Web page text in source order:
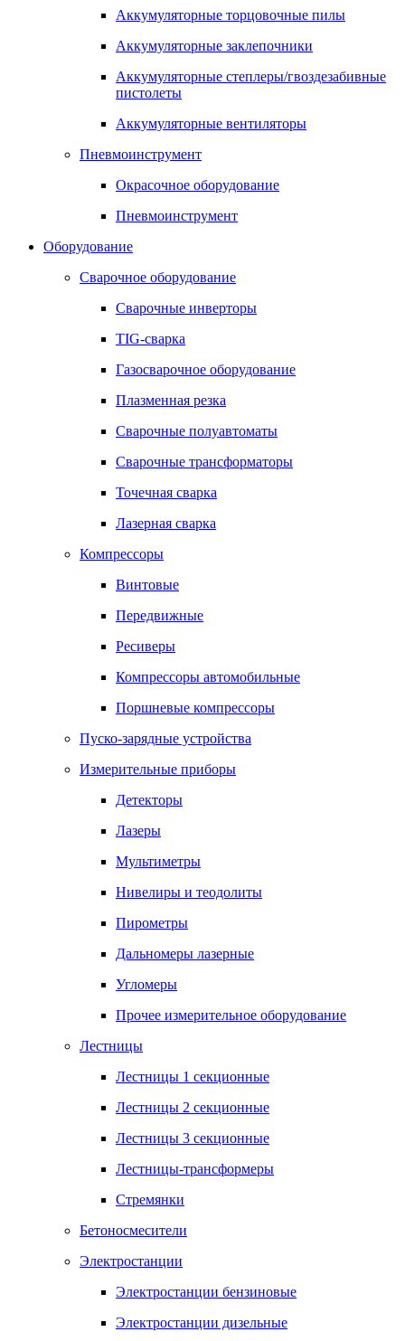
Аккумуляторные торцовочные пилы
Аккумуляторные заклепочники
Аккумуляторные степлеры/гвоздезабивные
пистолеты
Аккумуляторные вентиляторы
Пневмоинструмент
Окрасочное оборудование
Пневмоинструмент
Оборудование
Сварочное оборудование
Сварочные инверторы
TIG-сварка
Газосварочное оборудование
Плазменная резка
Сварочные полуавтоматы
Сварочные трансформаторы
Точечная сварка
Лазерная сварка
Компрессоры
Винтовые
Передвижные
Ресиверы
Компрессоры автомобильные
Поршневые компрессоры
Пуско-зарядные устройства
Измерительные приборы
Детекторы
Лазеры
Мультиметры
Нивелиры и теодолиты
Пирометры
Дальномеры лазерные
Угломеры
Прочее измерительное оборудование
Лестницы
Лестницы 1 секционные
Лестницы 2 секционные
Лестницы 3 секционные
Лестницы-трансформеры
Стремянки
Бетоносмесители
Электростанции
Электростанции бензиновые
Электростанции дизельные